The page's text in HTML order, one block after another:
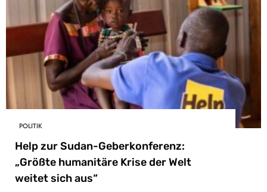
POLITIK
Help zur Sudan-Geberkonferenz:
„Größte humanitäre Krise der Welt
weitet sich aus“